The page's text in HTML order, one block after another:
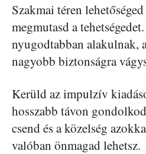
Szakmai téren
megmutasd a
nyugodtabban alakulnak,
nagyobb biztonságra
Kerüld az impulzív
hosszabb távon
csend és a közelség
valóban önmagad lehetsz.